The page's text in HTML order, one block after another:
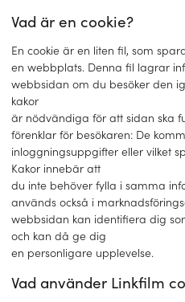
Vad är en cookie?
En cookie är en liten fil, som
en webbplats. Denna fil lagrar
webbsidan om du besöker den
kakor
är nödvändiga för att sidan ska
förenklar för besökaren: De
inloggningsuppgifter eller vilket
Kakor innebär att
du inte behöver fylla i samma
används också i
webbsidan kan identifiera dig
och kan då ge dig
en personligare upplevelse.
Vad använder Linkfilm